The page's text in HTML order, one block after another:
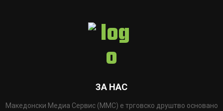
ЗА НАС
Македонски Медиа Сервис (ММС) е трговско друштво основано